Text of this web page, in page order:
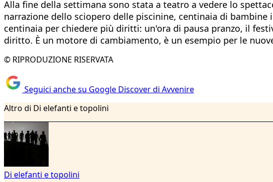
Alla fine della settimana sono stata a teatro a vedere lo
narrazione dello sciopero delle piscinine, centinaia di
centinaia per chiedere più diritti: un'ora di pausa pranzo, il
diritto. È un motore di cambiamento, è un esempio per le
© RIPRODUZIONE RISERVATA
Seguici anche su Google Discover di Avvenire
Altro di Di elefanti e topolini
Di elefanti e topolini